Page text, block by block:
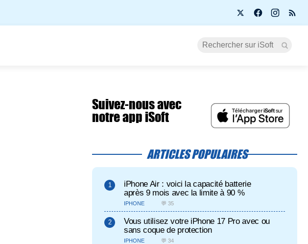
Suivez-nous avec
notre app iSoft
ARTICLES POPULAIRES
iPhone Air : voici la capacité batterie
après 9 mois avec la limite à 90 %
IPHONE 💬 35
Vous utilisez votre iPhone 17 Pro avec ou
sans coque de protection
IPHONE 💬 34